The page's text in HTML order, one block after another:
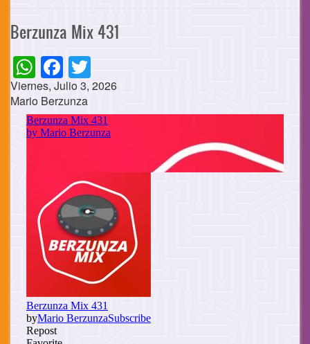
Berzunza Mix 431
WhatsApp
Facebook
Viernes, Julio 3, 2026
Mario Berzunza
Cuerpo